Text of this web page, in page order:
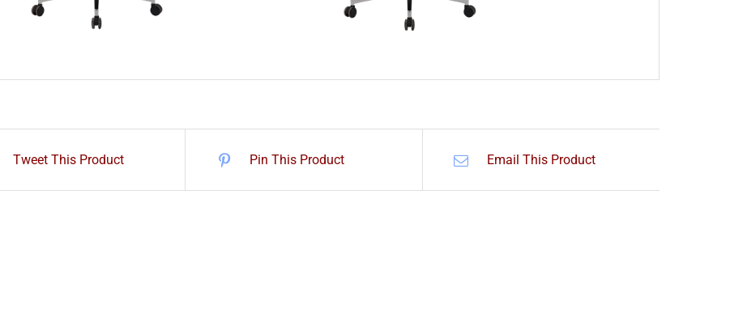
Tweet This Product Pin This Product Email This Product